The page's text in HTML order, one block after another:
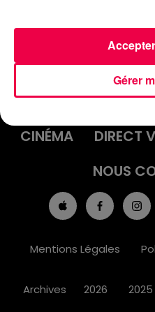
ACCUEIL
AGENDA
CINÉMA
DIRECT
NOUS
Mentions Légales
Archives 2026 2025
Gérer